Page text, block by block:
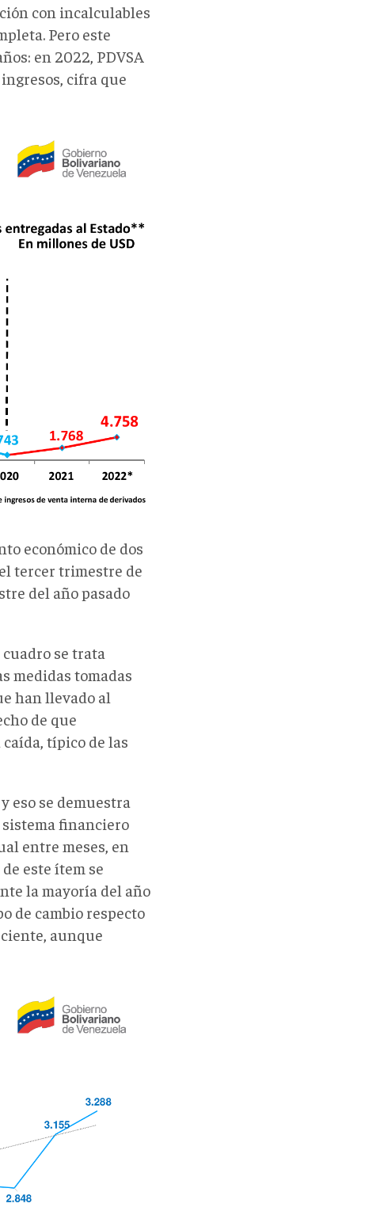
con incalculables
Pero este
en 2022, PDVSA
cifra que
económico de dos
tercer trimestre de
del año pasado
se trata
medidas tomadas
han llevado al
de que
típico de las
eso se demuestra
financiero
entre meses, en
este ítem se
la mayoría del año
de cambio respecto
aunque